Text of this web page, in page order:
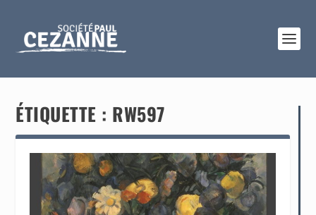
ÉTIQUETTE : RW597